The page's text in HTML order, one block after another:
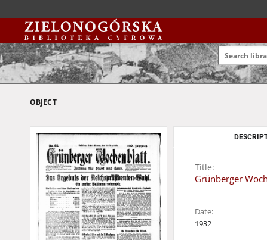
OBJECT
Title:
Grünberger
Date:
1932